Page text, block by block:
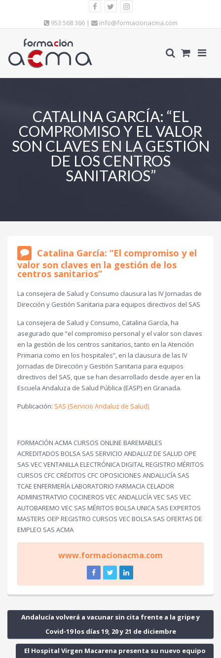
953 568 366 | info@formacionacma.com
CATALINA GARCÍA: “EL
COMPROMISO Y EL VALOR
SON CLAVES EN LA GESTIÓN
DE LOS CENTROS
SANITARIOS”
Catalina García: “El compromiso y el
valor son claves en la gestión de los
centros sanitarios”
La consejera de Salud y Consumo clausura las IV Jornadas de
Dirección y Gestión Sanitaria para equipos directivos del SAS
La consejera de Salud y Consumo, Catalina García, ha
asegurado que “el compromiso personal y el valor son claves
en la gestión de los centros sanitarios, tanto en la Atención
Primaria como en los hospitales”, en la clausura de las IV
Jornadas de Dirección y Gestión Sanitaria para equipos
directivos del SAS, que se han desarrollado desde ayer en la
Escuela Andaluza de Salud Pública (EASP) en Granada.
Publicación: SAS (Servicio Andaluz de Salud)
FORMACIÓN ACMA CURSOS ONLINE BAREMABLES
ACREDITADOS BOLSA SAS SERVICIO ANDALUZ DE SALUD OPE
SAS VEC VENTANILLA ELECTRÓNICA DIGITAL REGISTRO MÉRITOS
CURSOS CFC CRÉDITOS CFC OPOSICIONES ANDALUCÍA SAS
TCAE ENFERMERÍA LABORATORIO FARMACIA CELADOR
ADMINISTRATVIO COCINEROS VEC ANDALUCÍA VEC SAS VEC
AUTOBAREMO VEC SAS MÉRITOS BOLSA UNICA SAS EXPERTOS
MASTERS OEP REGISTRO CURSOS VEC BOLSA SAS OFERTAS DE
EMPLEO SAS ACMA
www.formacionacma.com
Andalucía volverá a vacunar sin cita frente a la gripe y
Covid-19 los días 19, 20 y 21 de diciembre
El Hospital Virgen Macarena presenta su nuevo equipo